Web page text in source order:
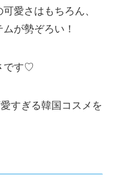
愛さはもちろん、
が勢ぞろい！
です♡
すぎる韓国コスメを